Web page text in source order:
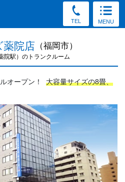
TEL MENU
薬院店 （福岡市）
院駅）のトランクルーム
オープン！ 大容量サイズの8畳、